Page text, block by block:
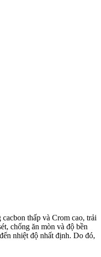
thấp và Crom cao, trải
chống ăn mòn và độ bền
nhiệt độ nhất định. Do đó,